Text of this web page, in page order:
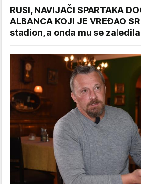
RUSI, NAVIJAČI SPARTAKA
ALBANCA KOJI JE VREĐAO
stadion, a onda mu se